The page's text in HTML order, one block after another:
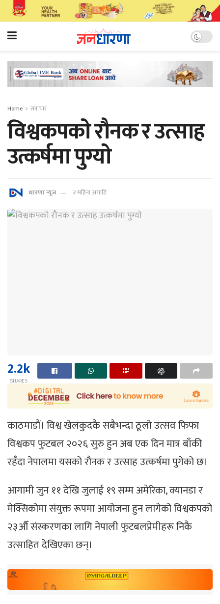
Home समाचार
विश्वकपकाे रौनक र उत्साह
उत्कर्षमा पुग्याे
धारणा न्यूज २ महिना अगाडि
2.2k
SHARES
काठमाडौं। विश्व खेलकुदकै सबैभन्दा ठूलो उत्सव फिफा
विश्वकप फुटबल २०२६ सुरु हुन अब एक दिन मात्र बाँकी
रहँदा नेपालमा यसको रौनक र उत्साह उत्कर्षमा पुगेको छ।
आगामी जुन ११ देखि जुलाई १९ सम्म अमेरिका, क्यानडा र
मेक्सिकोमा संयुक्त रूपमा आयोजना हुन लागेको विश्वकपको
२३औँ संस्करणका लागि नेपाली फुटबलप्रेमीहरू निकै
उत्साहित देखिएका छन्।